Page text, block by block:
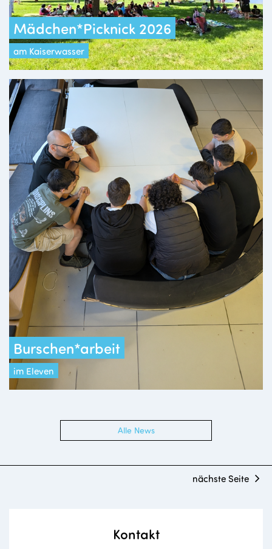
Mädchen*Picknick 2026
am Kaiserwasser
Burschen*arbeit
im Eleven
Alle News
nächste Seite
Kontakt